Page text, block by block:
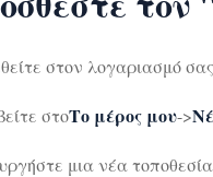
στον λογαριασμό
στοΤο μέρος μου->
μια νέα